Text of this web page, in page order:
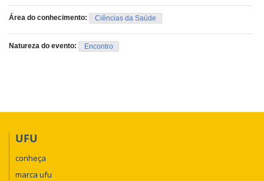
Área do conhecimento: Ciências da Saúde
Natureza do evento: Encontro
UFU
conheça
marca ufu